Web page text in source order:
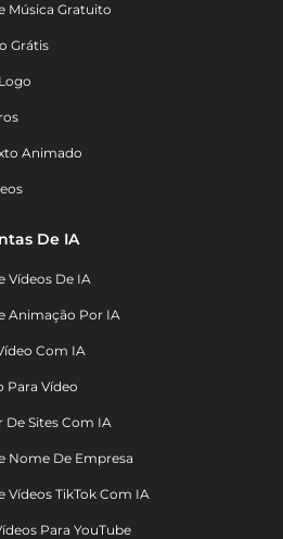
Música Gratuito
Grátis
Animado
De IA
Vídeos De IA
Animação Por IA
Com IA
Para Vídeo
Sites Com IA
Nome De Empresa
Vídeos TikTok Com IA
Para YouTube